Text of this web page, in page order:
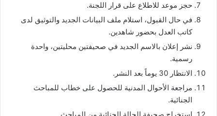
حجز موعد للاطلاع على قرار اللجنة.
في حال القبول، استلام ملف البيانات الجديد والتوثيق لدى
كاتب العدل بحضور شاهدين.
نشر إعلان بالاسم الجديد في صحيفتين محليتين، واحدة
رسمية.
الانتظار 30 يوماً بعد النشر.
مراجعة الأحوال المدنية للحصول على خطاب للمباحث
الجنائية.